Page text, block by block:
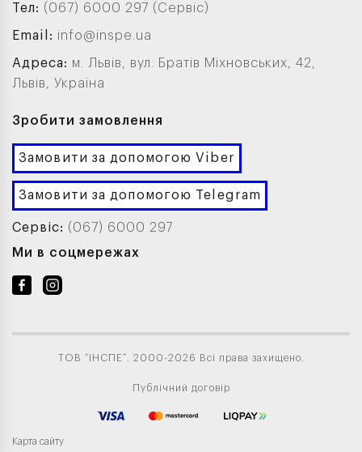
Тел: (067) 6000 297 (Сервіс)
Email: info@inspe.ua
Адреса: м. Львів, вул. Братів Міхновських, 42,
Львів, Україна
Зробити замовлення
Замовити за допомогою Viber
Замовити за допомогою Telegram
Сервіс: (067) 6000 297
Ми в соцмережах
ТОВ “ІНСПЕ”. 2000-2026 Всі права захищено.
Публічний договір
Карта сайту